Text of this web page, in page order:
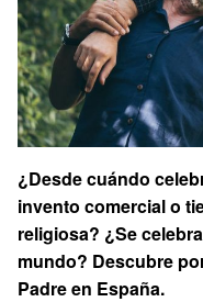
¿Desde cuándo
invento comercial o
religiosa? ¿Se
mundo? Descubre
Padre en España.